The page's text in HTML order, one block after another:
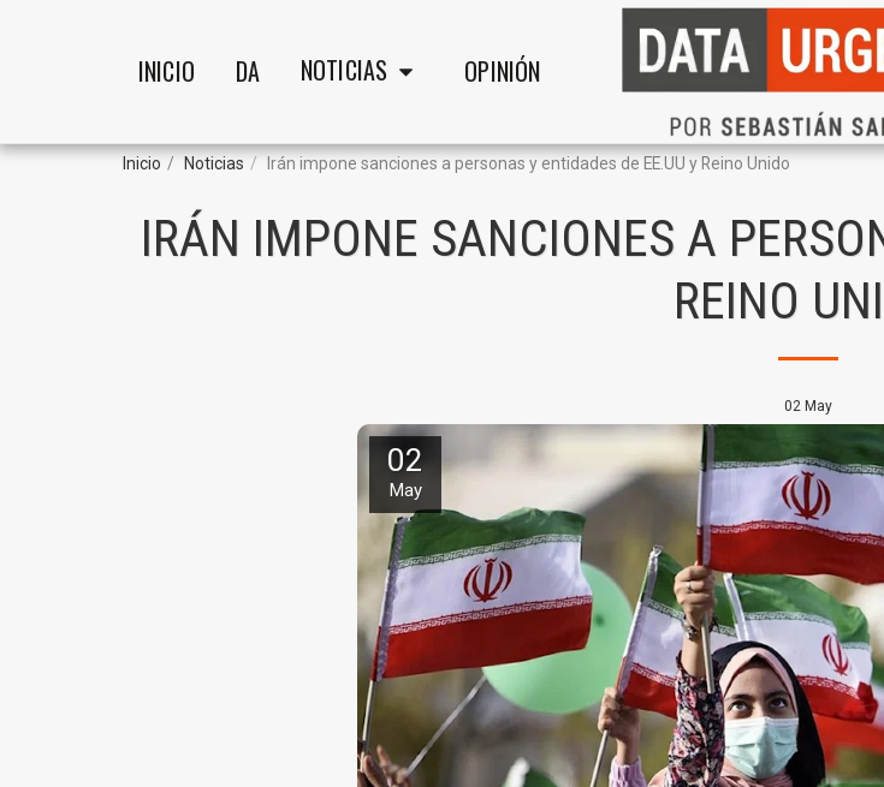
INICIO DA NOTICIAS OPINIÓN
Inicio Noticias Irán impone sanciones a personas y entidades de EE.UU y Reino Unido
IRÁN IMPONE SANCIONES A
REINO
02 May
02
May